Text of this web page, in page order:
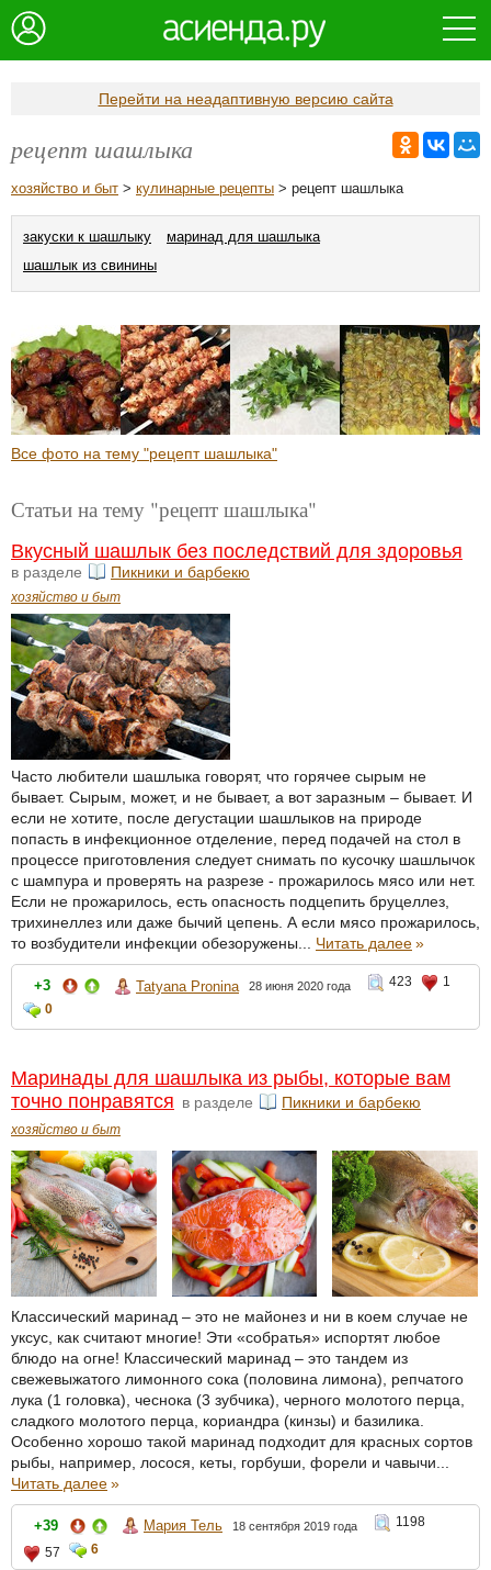
Перейти на неадаптивную версию сайта
рецепт шашлыка
хозяйство и быт > кулинарные рецепты > рецепт шашлыка
закуски к шашлыку
маринад для шашлыка
шашлык из свинины
Все фото на тему "рецепт шашлыка"
Статьи на тему "рецепт шашлыка"
Вкусный шашлык без последствий для здоровья
в разделе Пикники и барбекю
хозяйство и быт
Часто любители шашлыка говорят, что горячее сырым не
бывает. Сырым, может, и не бывает, а вот заразным – бывает. И
если не хотите, после дегустации шашлыков на природе
попасть в инфекционное отделение, перед подачей на стол в
процессе приготовления следует снимать по кусочку шашлычок
с шампура и проверять на разрезе - прожарилось мясо или нет.
Если не прожарилось, есть опасность подцепить бруцеллез,
трихинеллез или даже бычий цепень. А если мясо прожарилось,
то возбудители инфекции обезоружены... Читать далее»
+3 Tatyana Pronina 28 июня 2020 года 423
1
0
Маринады для шашлыка из рыбы, которые вам
точно понравятся в разделе Пикники и барбекю
хозяйство и быт
Классический маринад – это не майонез и ни в коем случае не
уксус, как считают многие! Эти «собратья» испортят любое
блюдо на огне! Классический маринад – это тандем из
свежевыжатого лимонного сока (половина лимона), репчатого
лука (1 головка), чеснока (3 зубчика), черного молотого перца,
сладкого молотого перца, кориандра (кинзы) и базилика.
Особенно хорошо такой маринад подходит для красных сортов
рыбы, например, лосося, кеты, горбуши, форели и чавычи...
Читать далее»
+39 Мария Тель 18 сентября 2019 года
1198
57
6